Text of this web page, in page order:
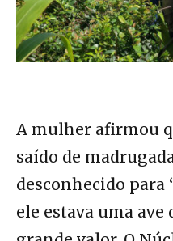
A mulher afirmou
saído de
desconhecido para
ele estava uma ave